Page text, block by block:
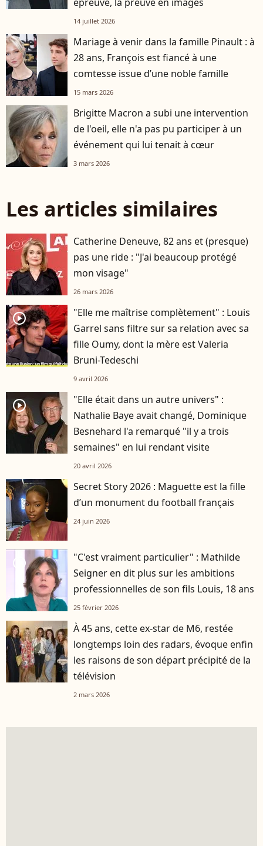
14 juillet 2026
Mariage à venir dans la famille Pinault : à
28 ans, François est fiancé à une
comtesse issue d’une noble famille
15 mars 2026
Brigitte Macron a subi une intervention
de l'oeil, elle n'a pas pu participer à un
événement qui lui tenait à cœur
3 mars 2026
Les articles similaires
Catherine Deneuve, 82 ans et (presque)
pas une ride : "J'ai beaucoup protégé
mon visage"
26 mars 2026
player2
"Elle me maîtrise complètement" : Louis
Garrel sans filtre sur sa relation avec sa
fille Oumy, dont la mère est Valeria
Bruni-Tedeschi
9 avril 2026
player2
"Elle était dans un autre univers" :
Nathalie Baye avait changé, Dominique
Besnehard l'a remarqué "il y a trois
semaines" en lui rendant visite
20 avril 2026
Secret Story 2026 : Maguette est la fille
d’un monument du football français
24 juin 2026
player2
"C'est vraiment particulier" : Mathilde
Seigner en dit plus sur les ambitions
professionnelles de son fils Louis, 18 ans
25 février 2026
À 45 ans, cette ex-star de M6, restée
longtemps loin des radars, évoque enfin
les raisons de son départ précipité de la
télévision
2 mars 2026